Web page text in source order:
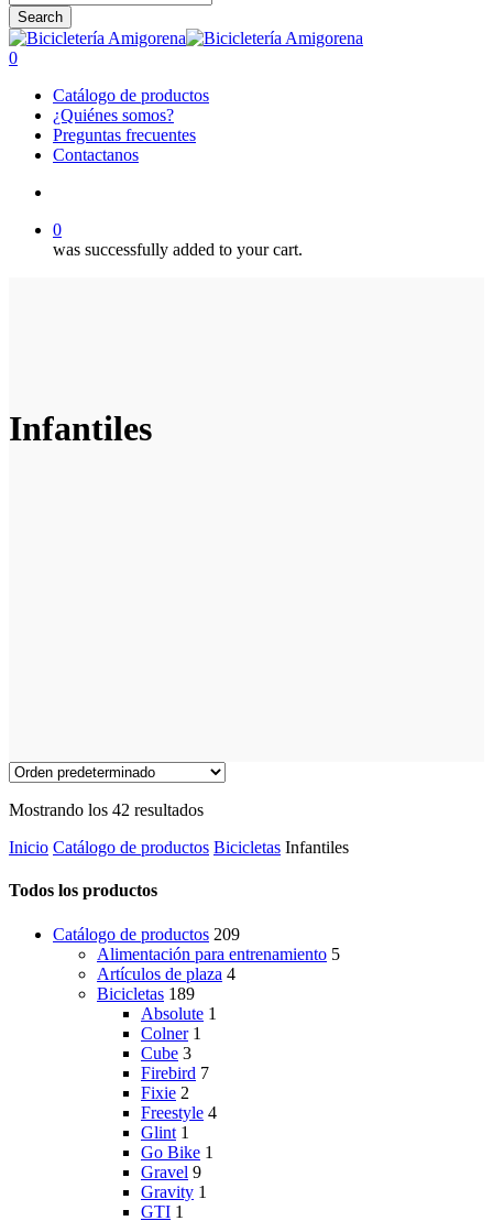
Search
Close
Search
search
0
Catálogo de productos
¿Quiénes somos?
Preguntas frecuentes
Contactanos
0
was successfully added to your cart.
Infantiles
Mostrando los 42 resultados
Inicio Catálogo de productos Bicicletas Infantiles
Todos los productos
Catálogo de productos 209
Alimentación para entrenamiento 5
Artículos de plaza 4
Bicicletas 189
Absolute 1
Colner 1
Cube 3
Firebird 7
Fixie 2
Freestyle 4
Glint 1
Go Bike 1
Gravel 9
Gravity 1
GTI 1